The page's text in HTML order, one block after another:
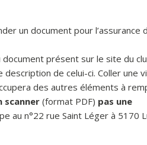
un document pour l’assurance
présent sur le site du
description de celui-ci. Coller une
des autres éléments à
scanner(format PDF) pas une
au n°22 rue Saint Léger à 5170